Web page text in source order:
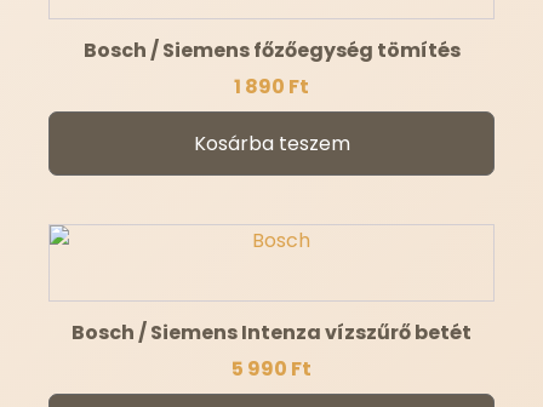
Bosch / Siemens főzőegység tömítés
1 890 Ft
Kosárba teszem
Bosch / Siemens Intenza vízszűrő betét
5 990 Ft